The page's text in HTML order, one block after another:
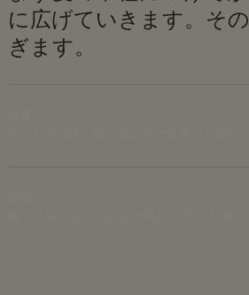
に広げていきます。そ
ぎます。